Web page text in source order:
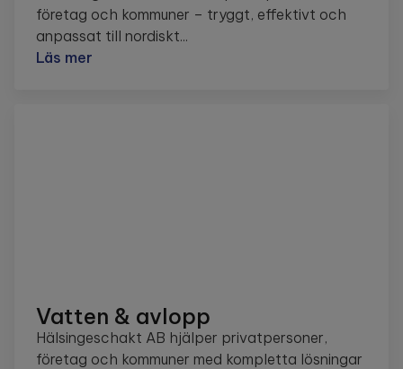
företag och kommuner – tryggt, effektivt och
anpassat till nordiskt...
Läs mer
Vatten & avlopp
Hälsingeschakt AB hjälper privatpersoner,
företag och kommuner med kompletta lösningar